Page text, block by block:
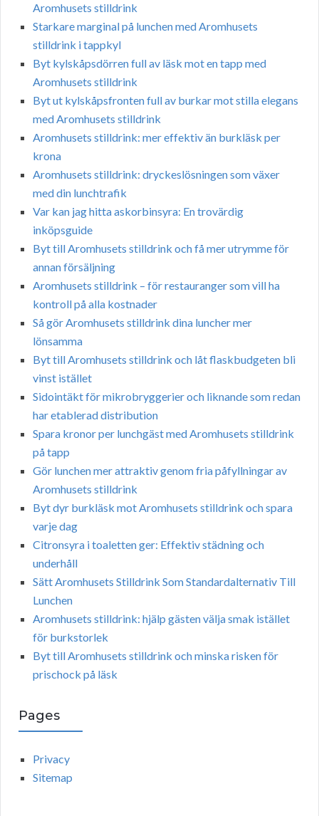
Aromhusets stilldrink
Starkare marginal på lunchen med Aromhusets
stilldrink i tappkyl
Byt kylskåpsdörren full av läsk mot en tapp med
Aromhusets stilldrink
Byt ut kylskåpsfronten full av burkar mot stilla elegans
med Aromhusets stilldrink
Aromhusets stilldrink: mer effektiv än burkläsk per
krona
Aromhusets stilldrink: dryckeslösningen som växer
med din lunchtrafik
Var kan jag hitta askorbinsyra: En trovärdig
inköpsguide
Byt till Aromhusets stilldrink och få mer utrymme för
annan försäljning
Aromhusets stilldrink – för restauranger som vill ha
kontroll på alla kostnader
Så gör Aromhusets stilldrink dina luncher mer
lönsamma
Byt till Aromhusets stilldrink och låt flaskbudgeten bli
vinst istället
Sidointäkt för mikrobryggerier och liknande som redan
har etablerad distribution
Spara kronor per lunchgäst med Aromhusets stilldrink
på tapp
Gör lunchen mer attraktiv genom fria påfyllningar av
Aromhusets stilldrink
Byt dyr burkläsk mot Aromhusets stilldrink och spara
varje dag
Citronsyra i toaletten ger: Effektiv städning och
underhåll
Sätt Aromhusets Stilldrink Som Standardalternativ Till
Lunchen
Aromhusets stilldrink: hjälp gästen välja smak istället
för burkstorlek
Byt till Aromhusets stilldrink och minska risken för
prischock på läsk
Pages
Privacy
Sitemap